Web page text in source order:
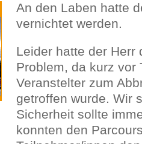
An den Laben hatte
vernichtet werden.
Leider hatte der Herr
Problem, da kurz vor
Veranstelter zum
getroffen wurde. Wir
Sicherheit sollte
konnten den